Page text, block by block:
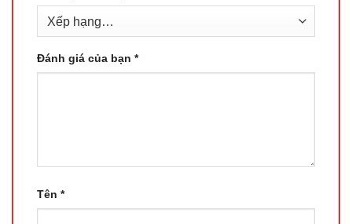
Đánh giá của bạn *
Tên *